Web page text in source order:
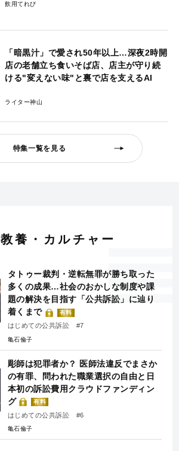
飲用てれび
「暗黒汁」で愛され50年以上…深夜2時開
店の老舗立ち食いそば店、店主が守り続
ける"変えない味"と裏で店を支えるAI
ライター神山
特集一覧を見る
教養・カルチャー
タトゥー裁判・逆転無罪が勝ち取った
多くの成果…社会のおかしな制度や課
題の解決を目指す「公共訴訟」に辿り
着くまで
有料
はじめての公共訴訟 #7
亀石倫子
彫師は犯罪者か？ 医師法違反でまさか
の有罪、問われた職業選択の自由と日
本初の訴訟費用クラウドファンディン
グ
有料
はじめての公共訴訟 #6
亀石倫子